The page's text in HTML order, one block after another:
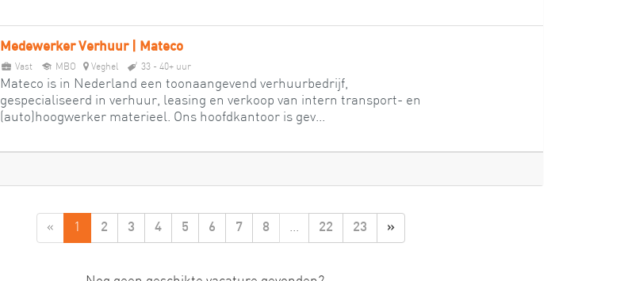
Medewerker Verhuur | Mateco
Vast MBO Veghel 33 - 40+ uur
Mateco is in Nederland een toonaangevend verhuurbedrijf,
gespecialiseerd in verhuur, leasing en verkoop van intern transport- en
(auto)hoogwerker materieel. Ons hoofdkantoor is gev...
« 1 2 3 4 5 6 7 8 ... 22 23 »